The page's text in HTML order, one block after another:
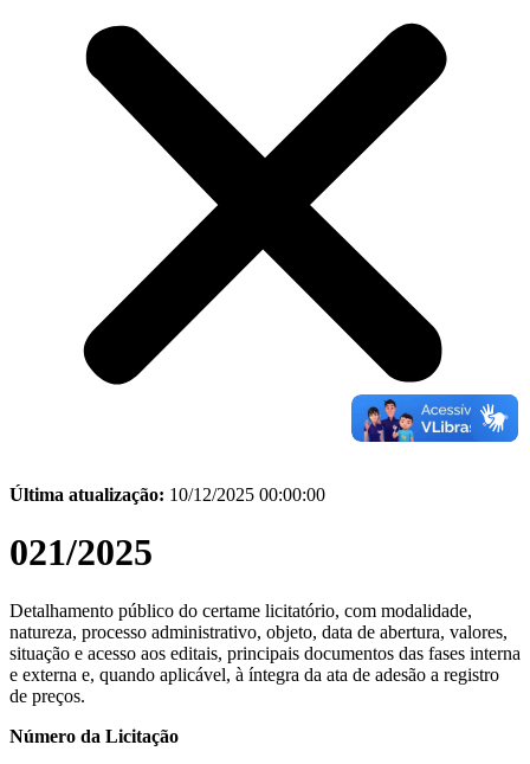
Última atualização: 10/12/2025 00:00:00
021/2025
Detalhamento público do certame licitatório, com modalidade,
natureza, processo administrativo, objeto, data de abertura, valores,
situação e acesso aos editais, principais documentos das fases interna
e externa e, quando aplicável, à íntegra da ata de adesão a registro
de preços.
Número da Licitação